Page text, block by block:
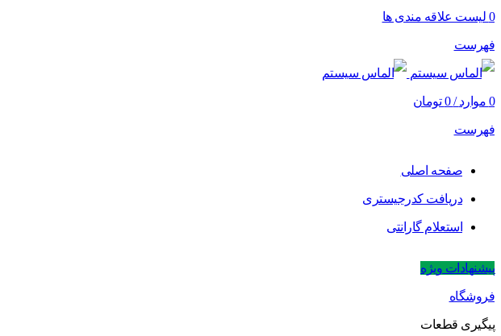
0 لیست علاقه مندی ها
فهرست
0 موارد /
0 تومان
فهرست
صفحه اصلی
دریافت کدرجیستری
استعلام گارانتی
پیشنهادات ویژه
فروشگاه
پیگیری قطعات